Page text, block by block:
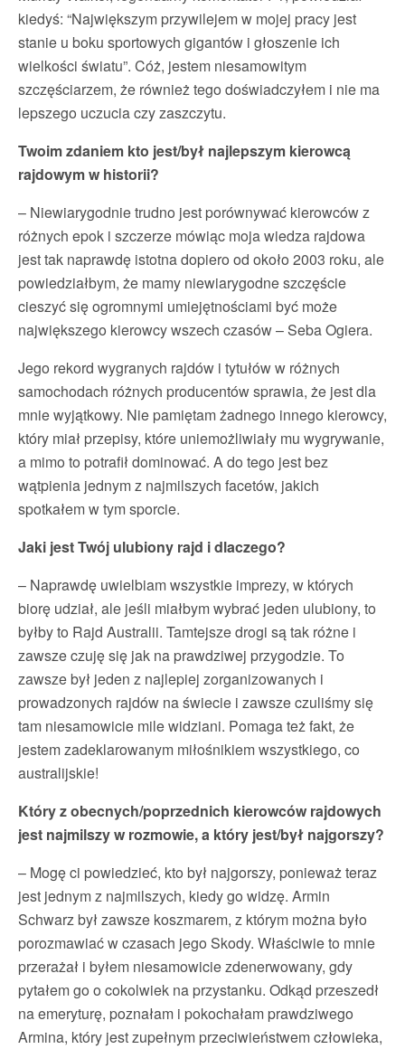
kiedyś: “Największym przywilejem w mojej pracy jest
stanie u boku sportowych gigantów i głoszenie ich
wielkości światu”. Cóż, jestem niesamowitym
szczęściarzem, że również tego doświadczyłem i nie ma
lepszego uczucia czy zaszczytu.
Twoim zdaniem kto jest/był najlepszym kierowcą
rajdowym w historii?
– Niewiarygodnie trudno jest porównywać kierowców z
różnych epok i szczerze mówiąc moja wiedza rajdowa
jest tak naprawdę istotna dopiero od około 2003 roku, ale
powiedziałbym, że mamy niewiarygodne szczęście
cieszyć się ogromnymi umiejętnościami być może
największego kierowcy wszech czasów – Seba Ogiera.
Jego rekord wygranych rajdów i tytułów w różnych
samochodach różnych producentów sprawia, że jest dla
mnie wyjątkowy. Nie pamiętam żadnego innego kierowcy,
który miał przepisy, które uniemożliwiały mu wygrywanie,
a mimo to potrafił dominować. A do tego jest bez
wątpienia jednym z najmilszych facetów, jakich
spotkałem w tym sporcie.
Jaki jest Twój ulubiony rajd i dlaczego?
– Naprawdę uwielbiam wszystkie imprezy, w których
biorę udział, ale jeśli miałbym wybrać jeden ulubiony, to
byłby to Rajd Australii. Tamtejsze drogi są tak różne i
zawsze czuję się jak na prawdziwej przygodzie. To
zawsze był jeden z najlepiej zorganizowanych i
prowadzonych rajdów na świecie i zawsze czuliśmy się
tam niesamowicie mile widziani. Pomaga też fakt, że
jestem zadeklarowanym miłośnikiem wszystkiego, co
australijskie!
Który z obecnych/poprzednich kierowców rajdowych
jest najmilszy w rozmowie, a który jest/był najgorszy?
– Mogę ci powiedzieć, kto był najgorszy, ponieważ teraz
jest jednym z najmilszych, kiedy go widzę. Armin
Schwarz był zawsze koszmarem, z którym można było
porozmawiać w czasach jego Skody. Właściwie to mnie
przerażał i byłem niesamowicie zdenerwowany, gdy
pytałem go o cokolwiek na przystanku. Odkąd przeszedł
na emeryturę, poznałam i pokochałam prawdziwego
Armina, który jest zupełnym przeciwieństwem człowieka,